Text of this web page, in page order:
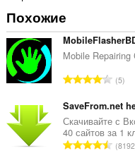
Похожие
Mobile Repairing
В
е
г
о
о
5
SaveFrom.net
Скачивайте с
40 сайтов за 1
В8192